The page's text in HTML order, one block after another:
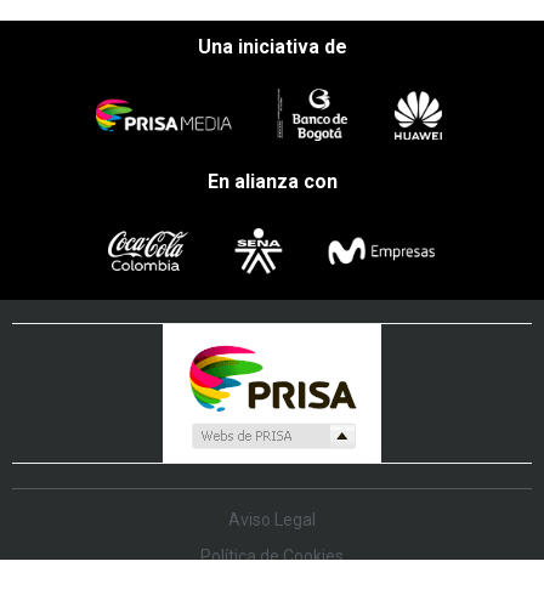
Una iniciativa de
En alianza con
Aviso Legal
Política de Cookies